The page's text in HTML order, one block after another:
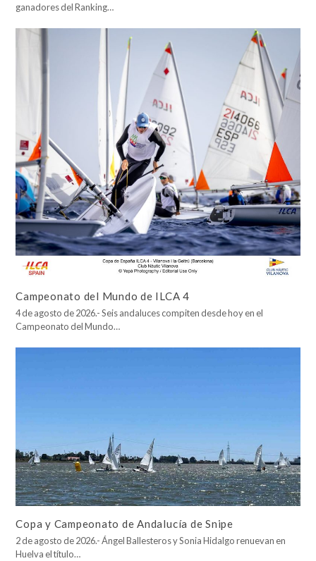
ganadores del Ranking…
Campeonato del Mundo de ILCA 4
4 de agosto de 2026.- Seis andaluces compiten desde hoy en el
Campeonato del Mundo…
Copa y Campeonato de Andalucía de Snipe
2 de agosto de 2026.- Ángel Ballesteros y Sonia Hidalgo renuevan en
Huelva el título…